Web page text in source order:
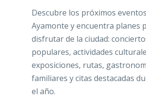
Descubre los próximos
Ayamonte y encuentra planes
disfrutar de la ciudad:
populares, actividades
exposiciones, rutas,
familiares y citas destacadas
el año.